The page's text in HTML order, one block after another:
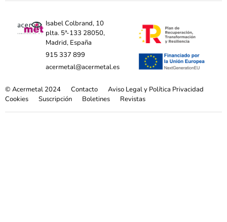
Isabel Colbrand, 10
plta. 5ª-133 28050,
Madrid, España
915 337 899
acermetal@acermetal.es
© Acermetal 2024 Contacto
Aviso Legal y Política Privacidad
Cookies
Suscripción Boletines Revistas